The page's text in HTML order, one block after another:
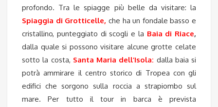
profondo. Tra le spiagge più belle da visitare: la
Spiaggia di Grotticelle, che ha un fondale basso e
cristallino, punteggiato di scogli e la Baia di Riace,
dalla quale si possono visitare alcune grotte celate
sotto la costa, Santa Maria dell’Isola: dalla baia si
potrà ammirare il centro storico di Tropea con gli
edifici che sorgono sulla roccia a strapiombo sul
mare. Per tutto il tour in barca è prevista